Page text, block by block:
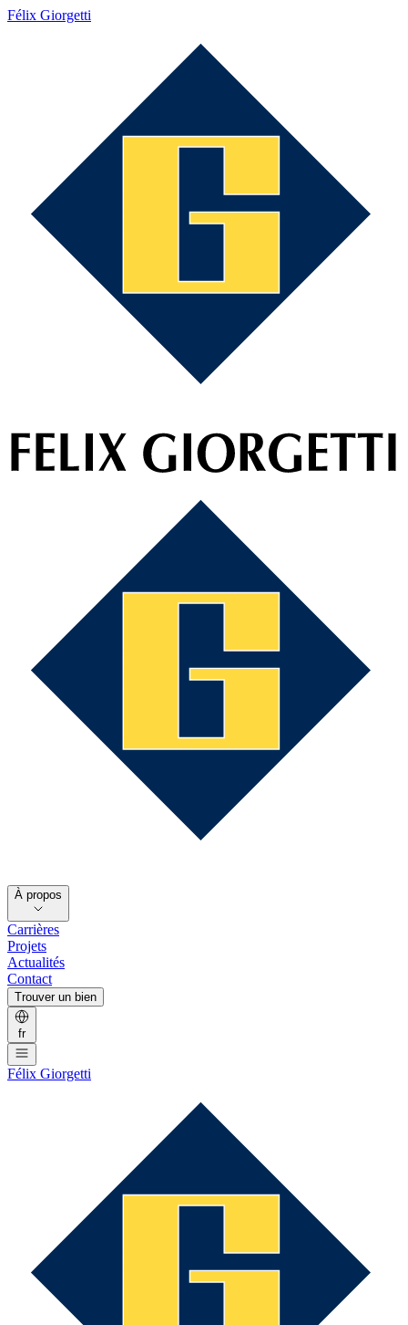
Félix Giorgetti
À propos
Carrières
Projets
Actualités
Contact
Trouver un bien
fr
Félix Giorgetti